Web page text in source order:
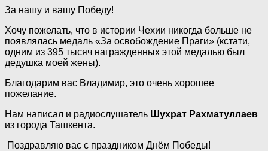
За нашу и вашу Победу!
Хочу пожелать, что в истории Чехии никогда больше не
появлялась медаль «За освобождение Праги» (кстати,
одним из 395 тысяч награжденных этой медалью был
дедушка моей жены).
Благодарим вас Владимир, это очень хорошее
пожелание.
Нам написал и радиослушатель Шухрат Рахматуллаев
из города Ташкента.
Поздравляю вас с праздником Днём Победы!